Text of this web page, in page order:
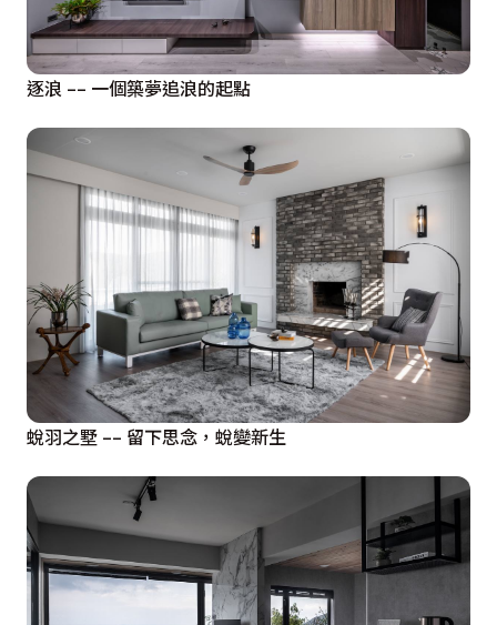
逐浪 –– 一個築夢追浪的起點
蛻羽之墅 –– 留下思念，蛻變新生